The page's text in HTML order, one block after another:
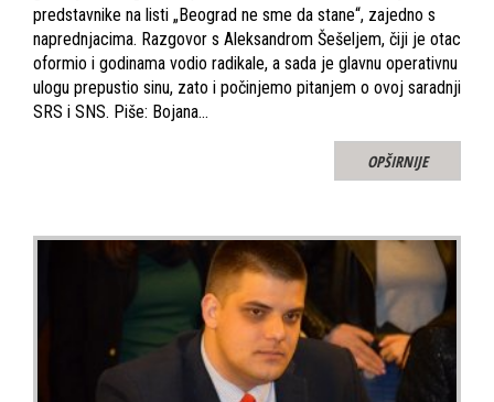
predstavnike na listi „Beograd ne sme da stane“, zajedno s
naprednjacima. Razgovor s Aleksandrom Šešeljem, čiji je otac
oformio i godinama vodio radikale, a sada je glavnu operativnu
ulogu prepustio sinu, zato i počinjemo pitanjem o ovoj saradnji
SRS i SNS. Piše: Bojana…
OPŠIRNIJE